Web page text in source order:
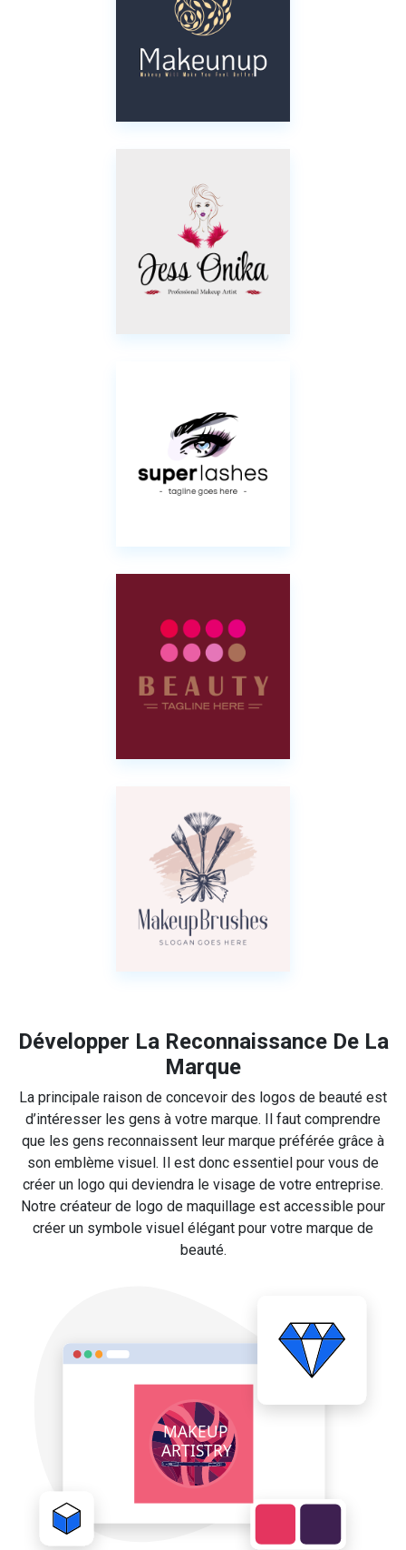
Développer La Reconnaissance De La
Marque
La principale raison de concevoir des logos de beauté est
d’intéresser les gens à votre marque. Il faut comprendre
que les gens reconnaissent leur marque préférée grâce à
son emblème visuel. Il est donc essentiel pour vous de
créer un logo qui deviendra le visage de votre entreprise.
Notre créateur de logo de maquillage est accessible pour
créer un symbole visuel élégant pour votre marque de
beauté.